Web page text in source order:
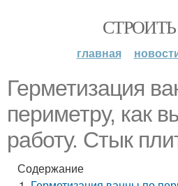
главная
Герметизация
периметру, как
работу. Стык
Содержание